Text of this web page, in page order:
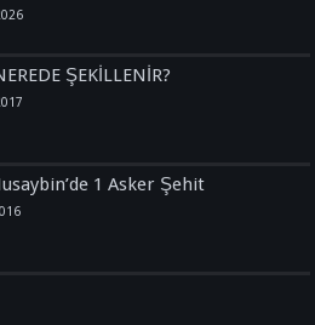
ŞEKİLLENİR?
1 Asker Şehit